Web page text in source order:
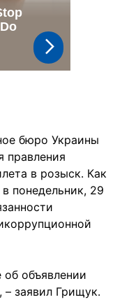
бюро Украины
правления
в розыск. Как
понедельник, 29
об объявлении
– заявил Грищук.